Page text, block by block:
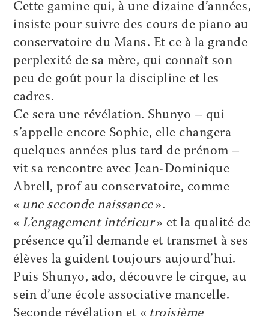
Cette gamine qui, à une dizaine d’années,
insiste pour suivre des cours de piano au
conservatoire du Mans. Et ce à la grande
perplexité de sa mère, qui connaît son
peu de goût pour la discipline et les
cadres.
Ce sera une révélation. Shunyo – qui
s’appelle encore Sophie, elle changera
quelques années plus tard de prénom –
vit sa rencontre avec Jean-Dominique
Abrell, prof au conservatoire, comme
« une seconde naissance».
« L’engagement intérieur» et la qualité de
présence qu’il demande et transmet à ses
élèves la guident toujours aujourd’hui.
Puis Shunyo, ado, découvre le cirque, au
sein d’une école associative mancelle.